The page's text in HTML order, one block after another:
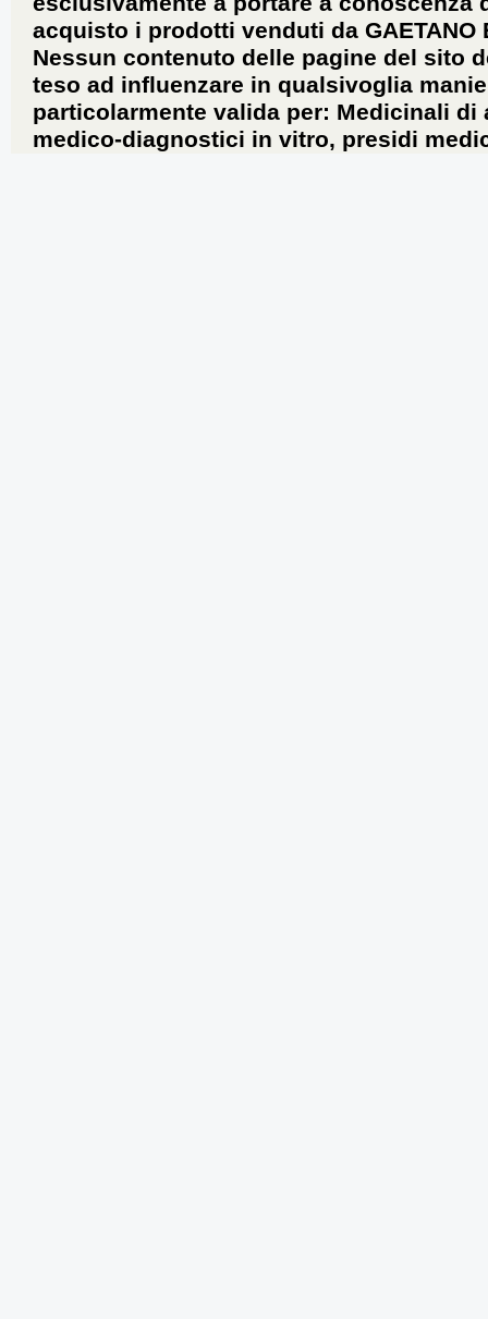
acquisto i prodotti venduti da GAETANO
Nessun contenuto delle pagine del sito
teso ad influenzare in qualsivoglia
particolarmente valida per: Medicinali
medico-diagnostici in vitro, presidi